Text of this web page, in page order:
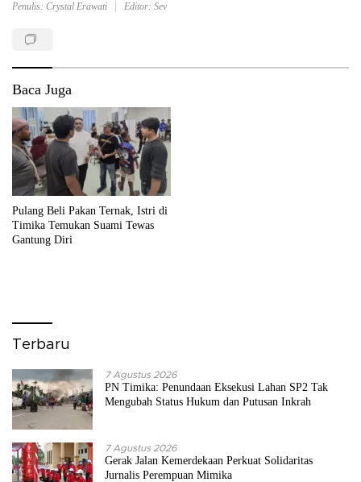
Penulis: Crystal Erawati Editor: Sev
Baca Juga
Pulang Beli Pakan Ternak, Istri di
Timika Temukan Suami Tewas
Gantung Diri
Terbaru
7 Agustus 2026
PN Timika: Penundaan Eksekusi Lahan SP2 Tak
Mengubah Status Hukum dan Putusan Inkrah
7 Agustus 2026
Gerak Jalan Kemerdekaan Perkuat Solidaritas
Jurnalis Perempuan Mimika